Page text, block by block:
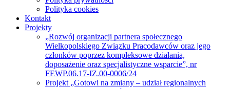
Polityka cookies
Kontakt
Projekty
„Rozwój organizacji partnera społecznego
Wielkopolskiego Związku Pracodawców oraz jego
członków poprzez kompleksowe działania,
doposażenie oraz specjalistyczne wsparcie”, nr
FEWP.06.17-IZ.00-0006/24
Projekt „Gotowi na zmiany – udział regionalnych